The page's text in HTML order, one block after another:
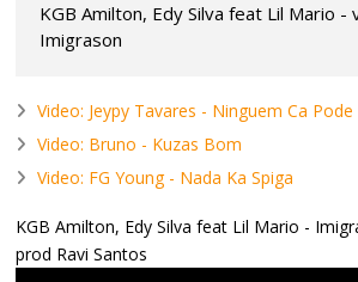
KGB Amilton, Edy Silva feat Lil Mario -
Imigrason
Video: Jeypy Tavares - Ninguem Ca
Video: Bruno - Kuzas Bom
Video: FG Young - Nada Ka Spiga
KGB Amilton, Edy Silva feat Lil Mario -
prod Ravi Santos